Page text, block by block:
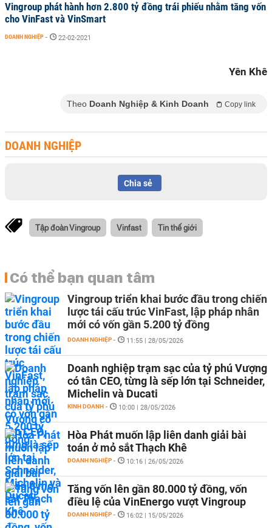
Vingroup phát hành hơn 2.800 tỷ đồng trái phiếu nhằm tăng vốn
cho VinFast và VinSmart
DOANH NGHIỆP - 22-02-2021
Yên Khê
Theo Doanh Nghiệp & Kinh Doanh Copy link
DOANH NGHIỆP
Chia sẻ
Tập đoàn Vingroup Vinfast Tin thế giới
Có thể bạn quan tâm
Vingroup triển khai bước đầu trong chiến
lược tái cấu trúc VinFast, lập pháp nhân
mới có vốn gần 5.200 tỷ đồng
DOANH NGHIỆP - 11:55 | 28/05/2026
Doanh nghiệp trạm sạc của tỷ phú Vượng
có tân CEO, từng là sếp lớn tại Schneider,
Michelin và Ducati
KINH DOANH - 10:00 | 28/05/2026
Hòa Phát muốn lập liên danh giải bài
toán ở mỏ sắt Thạch Khê
DOANH NGHIỆP - 10:16 | 26/05/2026
Tăng vốn lên gần 80.000 tỷ đồng, vốn
điều lệ của VinEnergo vượt Vingroup
DOANH NGHIỆP - 16:02 | 15/05/2026